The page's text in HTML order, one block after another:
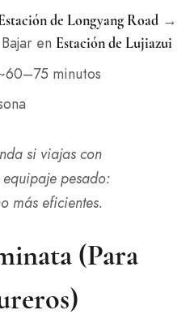
de Longyang Road→
en Estación de Lujiazui
minutos
si viajas con
pesado:
más eficientes.
(Para